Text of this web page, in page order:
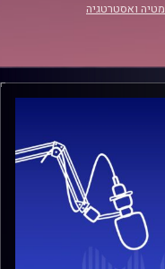
ואסטרטגיה